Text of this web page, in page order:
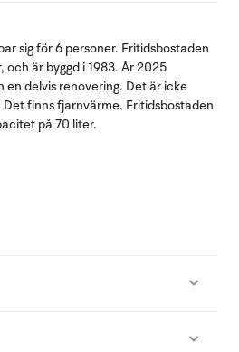
sig för 6 personer. Fritidsbostaden
och är byggd i 1983. År 2025
delvis renovering. Det är icke
finns fjarnvärme. Fritidsbostaden
på 70 liter.